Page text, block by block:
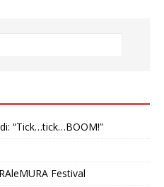
“Tick…tick…BOOM!”
Festival